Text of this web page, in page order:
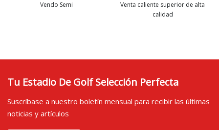
Vendo Semi
Venta caliente superior de alta
calidad
Tu Estadio De Golf Selección Perfecta
Suscríbase a nuestro boletín mensual para recibir las últimas
noticias y artículos